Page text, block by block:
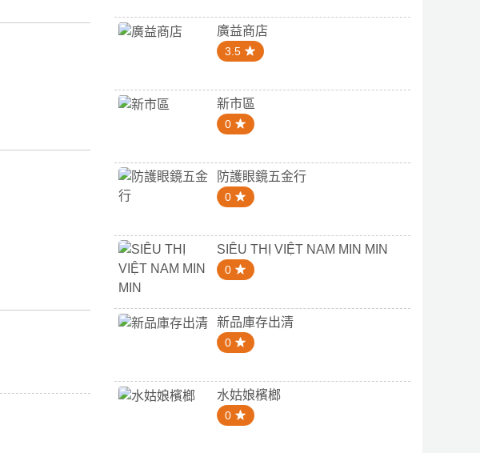
廣益商店
3.5
新市區
0
防護眼鏡五金行
0
SIÊU THỊ VIỆT NAM MIN MIN
0
新品庫存出清
0
水姑娘檳榔
0